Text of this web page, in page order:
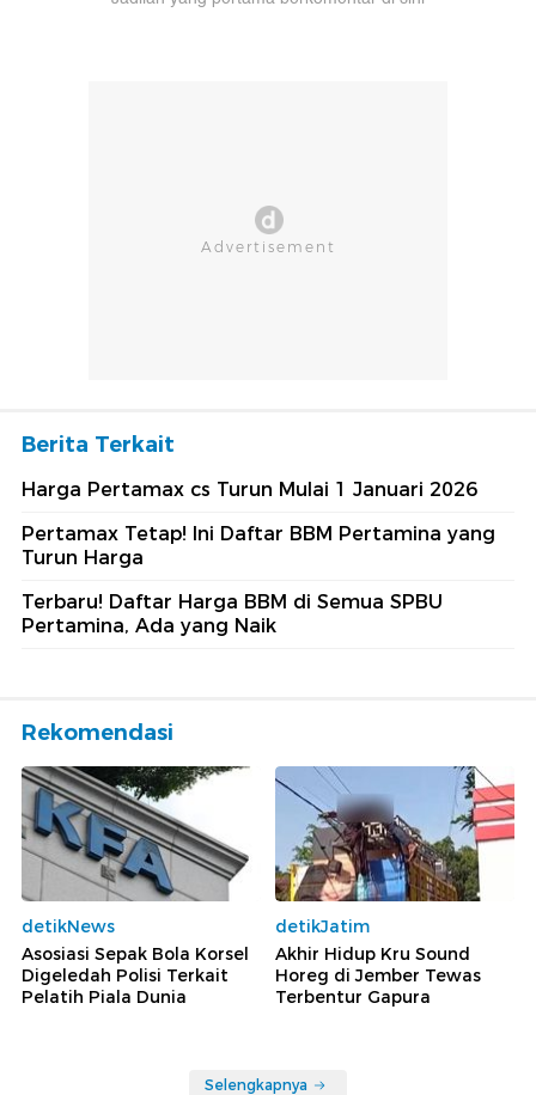
Berita Terkait
Harga Pertamax cs Turun Mulai 1 Januari 2026
Pertamax Tetap! Ini Daftar BBM Pertamina yang
Turun Harga
Terbaru! Daftar Harga BBM di Semua SPBU
Pertamina, Ada yang Naik
Rekomendasi
detikNews
Asosiasi Sepak Bola Korsel
Digeledah Polisi Terkait
Pelatih Piala Dunia
detikJatim
Akhir Hidup Kru Sound
Horeg di Jember Tewas
Terbentur Gapura
Selengkapnya